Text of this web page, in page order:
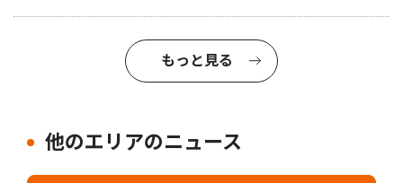
もっと見る
他のエリアのニュース